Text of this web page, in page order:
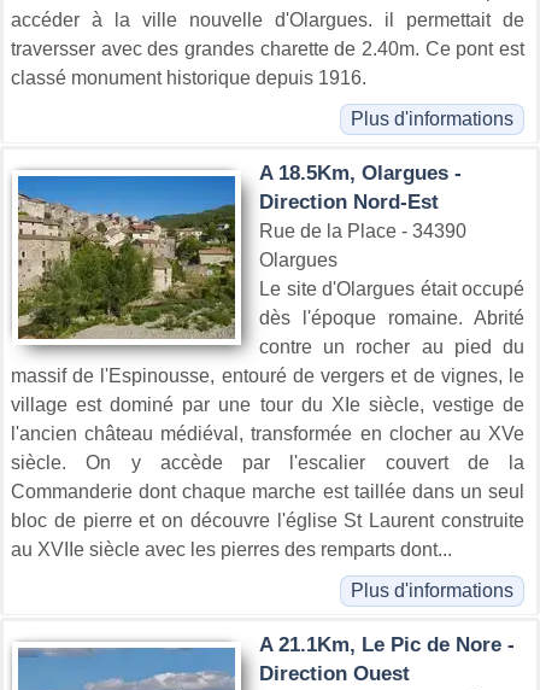
accéder à la ville nouvelle d'Olargues. il permettait de
traversser avec des grandes charette de 2.40m. Ce pont est
classé monument historique depuis 1916.
Plus d'informations
A 18.5Km, Olargues -
Direction Nord-Est
Rue de la Place - 34390
Olargues
Le site d'Olargues était occupé
dès l'époque romaine. Abrité
contre un rocher au pied du
massif de l'Espinousse, entouré de vergers et de vignes, le
village est dominé par une tour du XIe siècle, vestige de
l'ancien château médiéval, transformée en clocher au XVe
siècle. On y accède par l'escalier couvert de la
Commanderie dont chaque marche est taillée dans un seul
bloc de pierre et on découvre l'église St Laurent construite
au XVIIe siècle avec les pierres des remparts dont...
Plus d'informations
A 21.1Km, Le Pic de Nore -
Direction Ouest